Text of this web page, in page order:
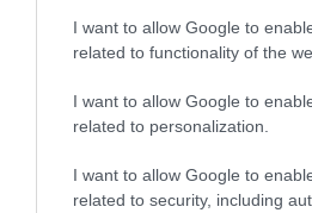
I want to allow Google to
related to functionality of the
I want to allow Google to
related to personalization.
I want to allow Google to
related to security, including